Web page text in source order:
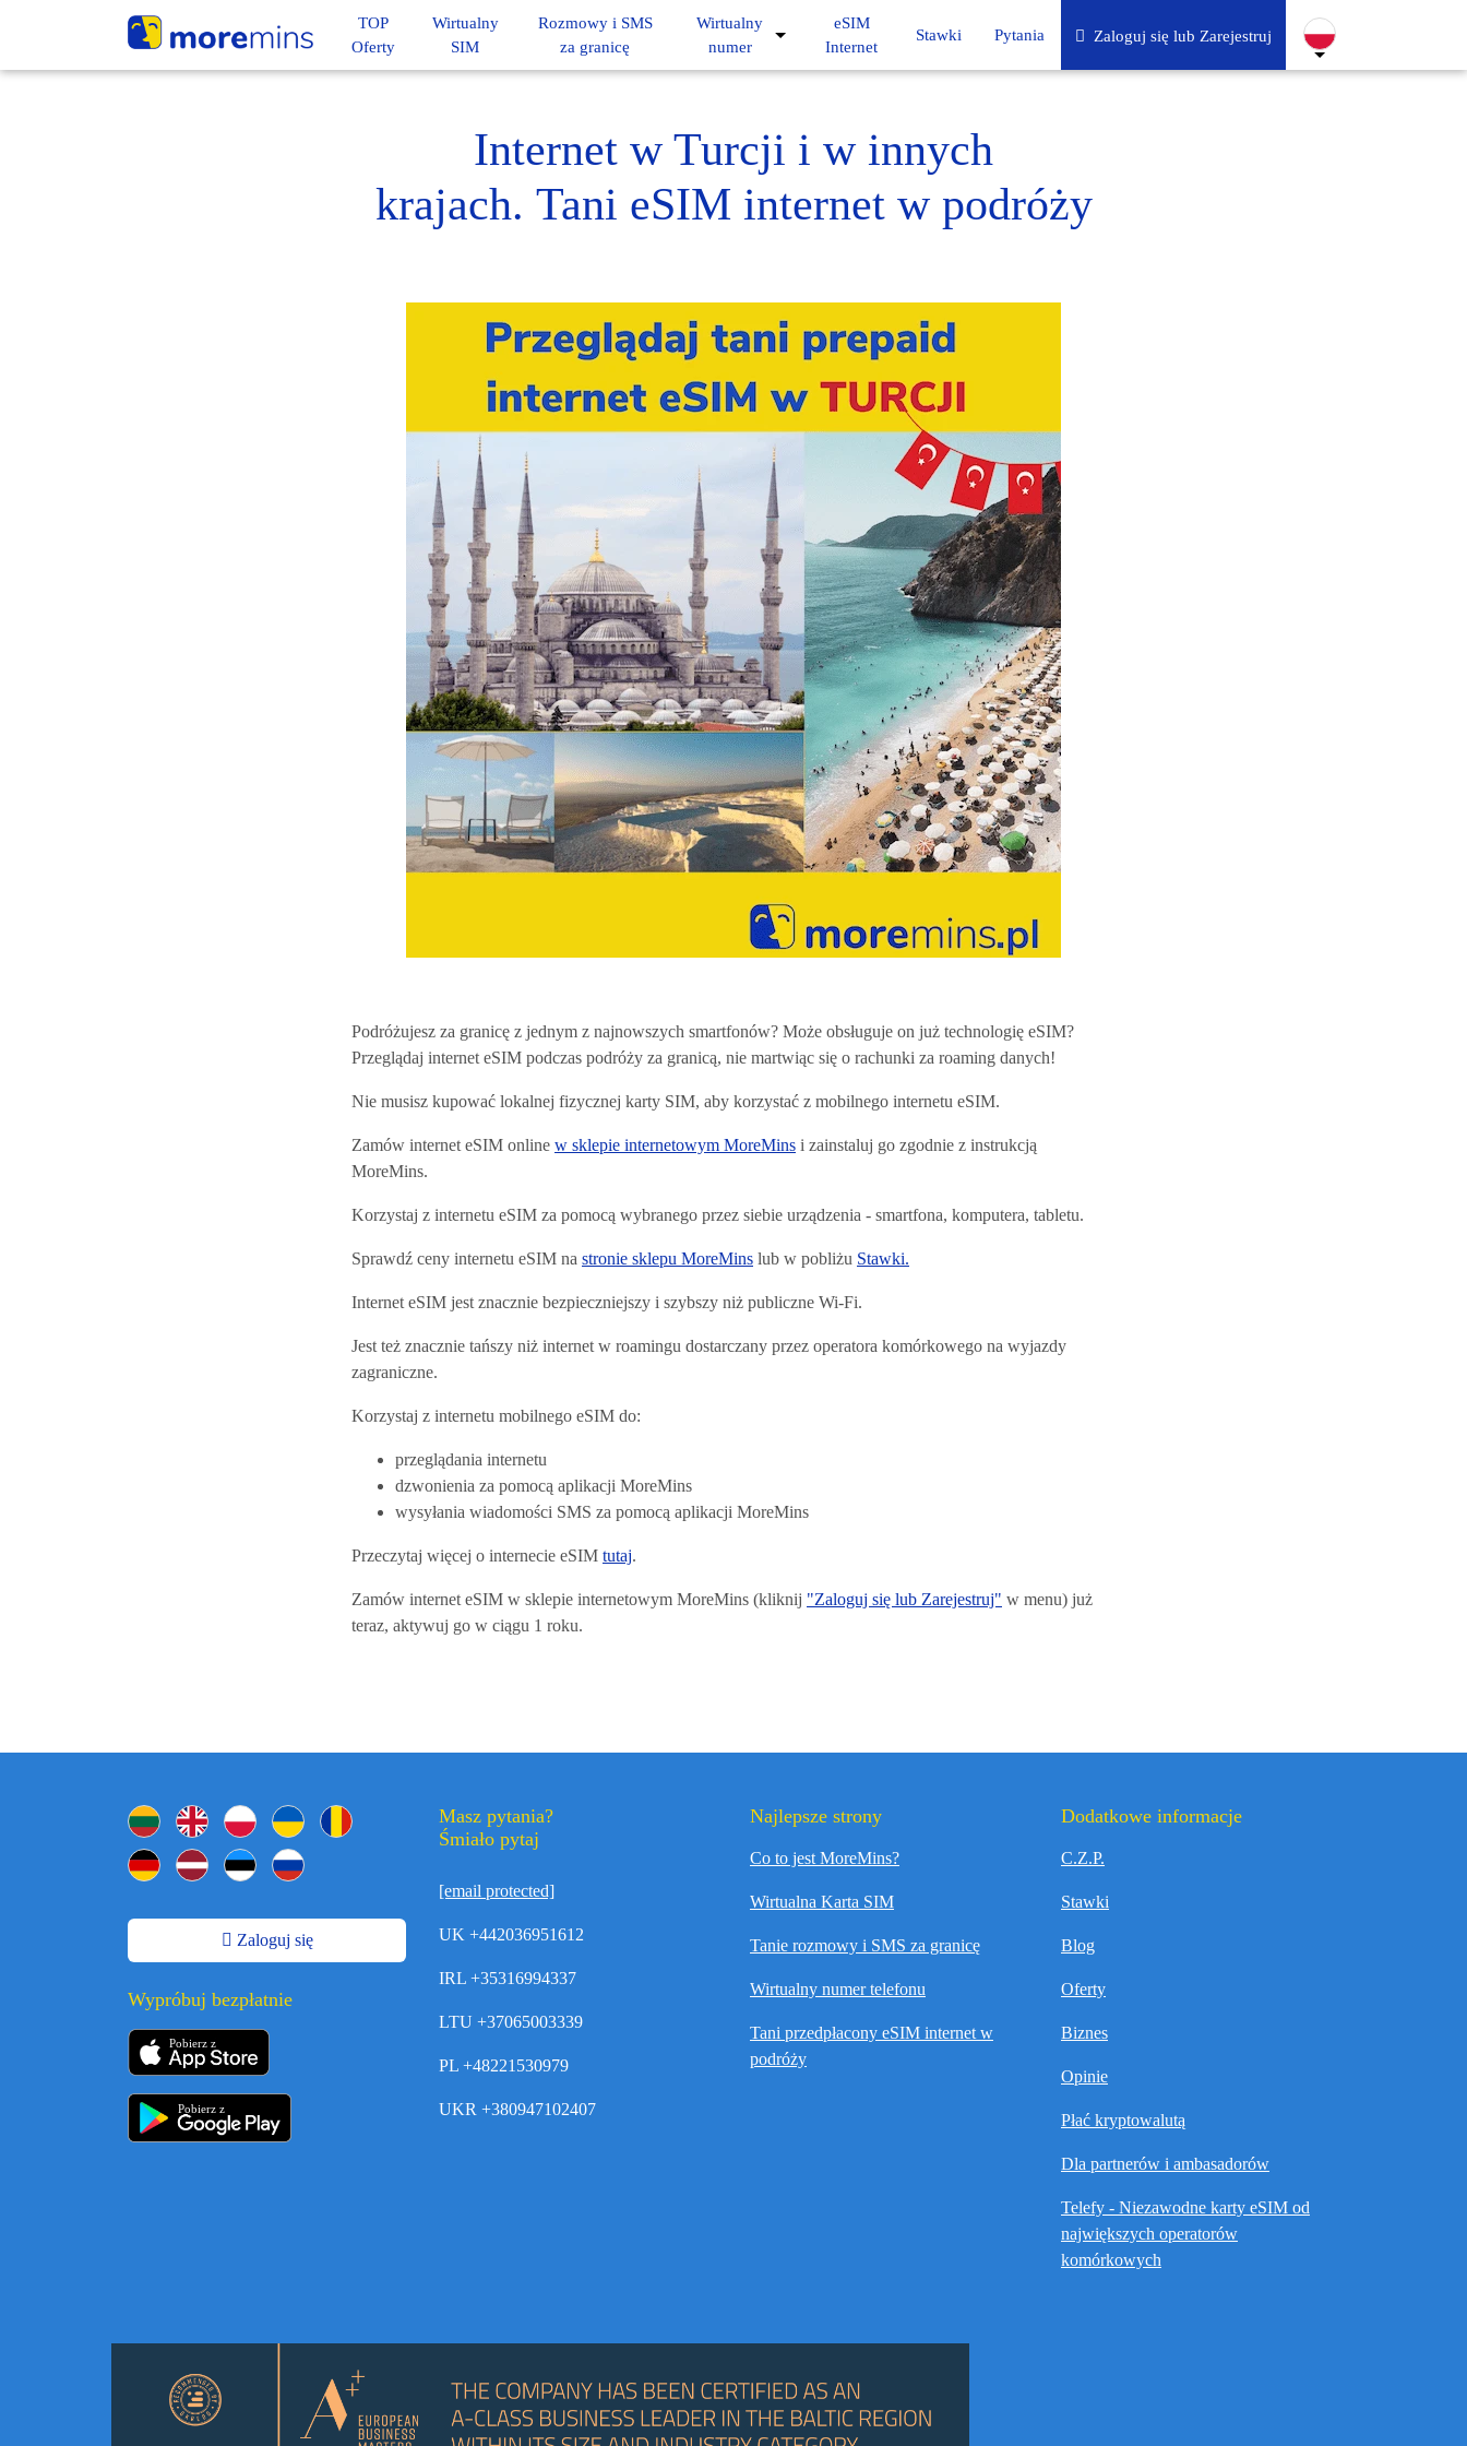
TOP
Oferty
Wirtualny
SIM
Rozmowy i SMS
za granicę
Wirtualny
numer
eSIM
Internet
Stawki Pytania Zaloguj się lub Zarejestruj
Internet w Turcji i w innych
krajach. Tani eSIM internet w podróży
Podróżujesz za granicę z jednym z najnowszych smartfonów? Może obsługuje on już technologię eSIM?
Przeglądaj internet eSIM podczas podróży za granicą, nie martwiąc się o rachunki za roaming danych!
Nie musisz kupować lokalnej fizycznej karty SIM, aby korzystać z mobilnego internetu eSIM.
Zamów internet eSIM online w sklepie internetowym MoreMins i zainstaluj go zgodnie z instrukcją
MoreMins.
Korzystaj z internetu eSIM za pomocą wybranego przez siebie urządzenia - smartfona, komputera, tabletu.
Sprawdź ceny internetu eSIM na stronie sklepu MoreMins lub w pobliżu Stawki.
Internet eSIM jest znacznie bezpieczniejszy i szybszy niż publiczne Wi-Fi.
Jest też znacznie tańszy niż internet w roamingu dostarczany przez operatora komórkowego na wyjazdy
zagraniczne.
Korzystaj z internetu mobilnego eSIM do:
przeglądania internetu
dzwonienia za pomocą aplikacji MoreMins
wysyłania wiadomości SMS za pomocą aplikacji MoreMins
Przeczytaj więcej o internecie eSIM tutaj.
Zamów internet eSIM w sklepie internetowym MoreMins (kliknij "Zaloguj się lub Zarejestruj" w menu) już
teraz, aktywuj go w ciągu 1 roku.
Zaloguj się
Wypróbuj bezpłatnie
Pobierz z
Pobierz z
Masz pytania?
Śmiało pytaj
[email protected]
UK +442036951612
IRL +35316994337
LTU +37065003339
PL +48221530979
UKR +380947102407
Najlepsze strony
Co to jest MoreMins?
Wirtualna Karta SIM
Tanie rozmowy i SMS za granicę
Wirtualny numer telefonu
Tani przedpłacony eSIM internet w
podróży
Dodatkowe informacje
C.Z.P.
Stawki
Blog
Oferty
Biznes
Opinie
Płać kryptowalutą
Dla partnerów i ambasadorów
Telefy - Niezawodne karty eSIM od
największych operatorów
komórkowych